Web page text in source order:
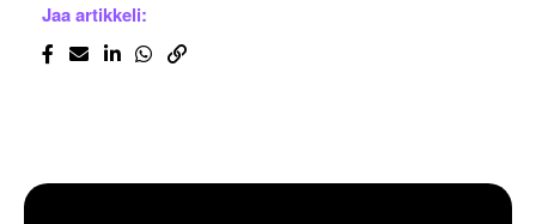
Jaa artikkeli: